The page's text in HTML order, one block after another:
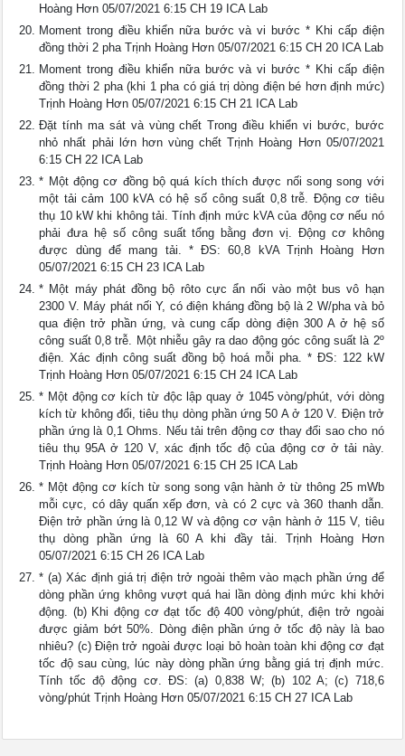
Hoàng Hơn 05/07/2021 6:15 CH 19 ICA Lab
Moment trong điều khiển nữa bước và vi bước * Khi cấp điện
đồng thời 2 pha Trịnh Hoàng Hơn 05/07/2021 6:15 CH 20 ICA Lab
Moment trong điều khiển nữa bước và vi bước * Khi cấp điện
đồng thời 2 pha (khi 1 pha có giá trị dòng điện bé hơn định mức)
Trịnh Hoàng Hơn 05/07/2021 6:15 CH 21 ICA Lab
Đặt tính ma sát và vùng chết Trong điều khiển vi bước, bước
nhỏ nhất phải lớn hơn vùng chết Trịnh Hoàng Hơn 05/07/2021
6:15 CH 22 ICA Lab
* Một động cơ đồng bộ quá kích thích được nối song song với
một tải cảm 100 kVA có hệ số công suất 0,8 trễ. Động cơ tiêu
thụ 10 kW khi không tải. Tính định mức kVA của động cơ nếu nó
phải đưa hệ số công suất tổng bằng đơn vị. Động cơ không
được dùng để mang tải. * ĐS: 60,8 kVA Trịnh Hoàng Hơn
05/07/2021 6:15 CH 23 ICA Lab
* Một máy phát đồng bộ rôto cực ẩn nối vào một bus vô hạn
2300 V. Máy phát nối Y, có điện kháng đồng bộ là 2 W/pha và bỏ
qua điện trở phần ứng, và cung cấp dòng điện 300 A ở hệ số
công suất 0,8 trễ. Một nhiễu gây ra dao động góc công suất là 2º
điện. Xác định công suất đồng bộ hoá mỗi pha. * ĐS: 122 kW
Trịnh Hoàng Hơn 05/07/2021 6:15 CH 24 ICA Lab
* Một động cơ kích từ độc lập quay ở 1045 vòng/phút, với dòng
kích từ không đổi, tiêu thụ dòng phần ứng 50 A ở 120 V. Điện trở
phần ứng là 0,1 Ohms. Nếu tải trên động cơ thay đổi sao cho nó
tiêu thụ 95A ở 120 V, xác định tốc độ của động cơ ở tải này.
Trịnh Hoàng Hơn 05/07/2021 6:15 CH 25 ICA Lab
* Một động cơ kích từ song song vận hành ở từ thông 25 mWb
mỗi cực, có dây quấn xếp đơn, và có 2 cực và 360 thanh dẫn.
Điện trở phần ứng là 0,12 W và động cơ vận hành ở 115 V, tiêu
thụ dòng phần ứng là 60 A khi đầy tải. Trịnh Hoàng Hơn
05/07/2021 6:15 CH 26 ICA Lab
* (a) Xác định giá trị điện trở ngoài thêm vào mạch phần ứng để
dòng phần ứng không vượt quá hai lần dòng định mức khi khởi
động. (b) Khi động cơ đạt tốc độ 400 vòng/phút, điện trở ngoài
được giảm bớt 50%. Dòng điện phần ứng ở tốc độ này là bao
nhiêu? (c) Điện trở ngoài được loại bỏ hoàn toàn khi động cơ đạt
tốc độ sau cùng, lúc này dòng phần ứng bằng giá trị định mức.
Tính tốc độ động cơ. ĐS: (a) 0,838 W; (b) 102 A; (c) 718,6
vòng/phút Trịnh Hoàng Hơn 05/07/2021 6:15 CH 27 ICA Lab